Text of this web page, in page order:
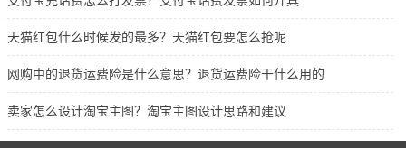
天猫红包什么时候发的最多？天猫红包要怎么抢呢
网购中的退货运费险是什么意思？退货运费险干什么用的
卖家怎么设计淘宝主图？淘宝主图设计思路和建议